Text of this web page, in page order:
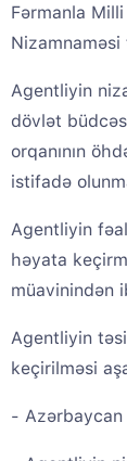
Fərmanla
Agentliyin
dövlət
orqanının
istifadə
Agentliyin
həyata
müavinindən
Agentliyin
keçirilməsi
- Azərbaycan